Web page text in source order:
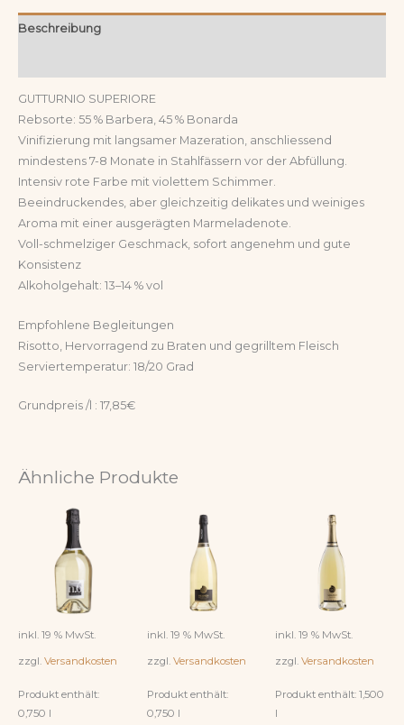
Beschreibung
GUTTURNIO SUPERIORE
Rebsorte: 55 % Barbera, 45 % Bonarda
Vinifizierung mit langsamer Mazeration, anschliessend
mindestens 7-8 Monate in Stahlfässern vor der Abfüllung.
Intensiv rote Farbe mit violettem Schimmer.
Beeindruckendes, aber gleichzeitig delikates und weiniges
Aroma mit einer ausgerägten Marmeladenote.
Voll-schmelziger Geschmack, sofort angenehm und gute
Konsistenz
Alkoholgehalt: 13–14 % vol
Empfohlene Begleitungen
Risotto, Hervorragend zu Braten und gegrilltem Fleisch
Serviertemperatur: 18/20 Grad
Grundpreis /l : 17,85€
Ähnliche Produkte
inkl. 19 % MwSt.
zzgl. Versandkosten
Produkt enthält:
0,750 l
inkl. 19 % MwSt.
zzgl. Versandkosten
Produkt enthält:
0,750 l
inkl. 19 % MwSt.
zzgl.Versandkosten
Produkt enthält: 1,500
l